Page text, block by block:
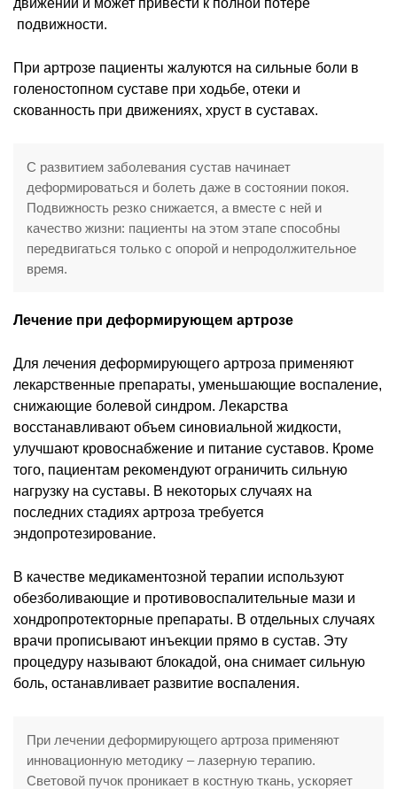
подвижности.
При артрозе пациенты жалуются на сильные боли в
голеностопном суставе при ходьбе, отеки и
скованность при движениях, хруст в суставах.
С развитием заболевания сустав начинает
деформироваться и болеть даже в состоянии покоя.
Подвижность резко снижается, а вместе с ней и
качество жизни: пациенты на этом этапе способны
передвигаться только с опорой и непродолжительное
время.
Лечение при деформирующем артрозе
Для лечения деформирующего артроза применяют
лекарственные препараты, уменьшающие воспаление,
снижающие болевой синдром. Лекарства
восстанавливают объем синовиальной жидкости,
улучшают кровоснабжение и питание суставов. Кроме
того, пациентам рекомендуют ограничить сильную
нагрузку на суставы. В некоторых случаях на
последних стадиях артроза требуется
эндопротезирование.
В качестве медикаментозной терапии используют
обезболивающие и противовоспалительные мази и
хондропротекторные препараты. В отдельных случаях
врачи прописывают инъекции прямо в сустав. Эту
процедуру называют блокадой, она снимает сильную
боль, останавливает развитие воспаления.
При лечении деформирующего артроза применяют
инновационную методику – лазерную терапию.
Световой пучок проникает в костную ткань, ускоряет